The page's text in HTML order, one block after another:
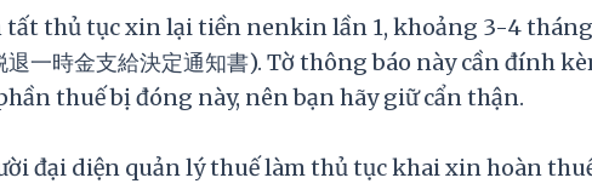
tất thủ tục xin lại tiền nenkin lần 1, khoảng 3-4 tháng
一時金支給決定通知書). Tờ thông báo này cần đính
thuế bị đóng này, nên bạn hãy giữ cẩn thận.
đại diện quản lý thuế làm thủ tục khai xin hoàn